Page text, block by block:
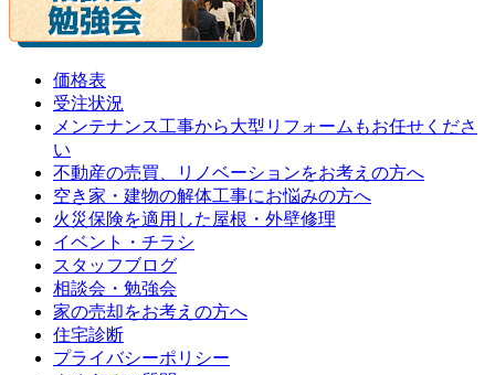
価格表
受注状況
メンテナンス工事から大型リフォームもお任せくださ
い
不動産の売買、リノベーションをお考えの方へ
空き家・建物の解体工事にお悩みの方へ
火災保険を適用した屋根・外壁修理
イベント・チラシ
スタッフブログ
相談会・勉強会
家の売却をお考えの方へ
住宅診断
プライバシーポリシー